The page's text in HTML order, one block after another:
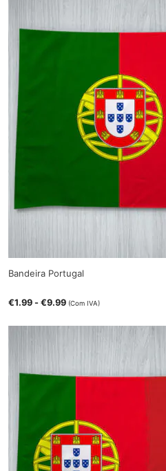
Bandeira Portugal
€1.99 -€9.99 (Com IVA)